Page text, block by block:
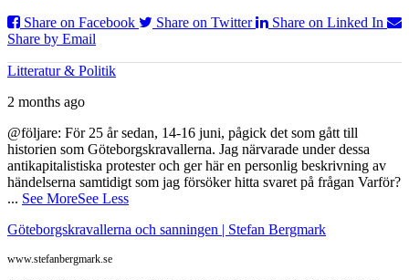
Share on Facebook
Share on Twitter
Share on Linked In
Share by Email
Litteratur & Politik
2 months ago
@följare: För 25 år sedan, 14-16 juni, pågick det som gått till
historien som Göteborgskravallerna. Jag närvarade under dessa
antikapitalistiska protester och ger här en personlig beskrivning av
händelserna samtidigt som jag försöker hitta svaret på frågan Varför?
... See MoreSee Less
Göteborgskravallerna och sanningen | Stefan Bergmark
www.stefanbergmark.se